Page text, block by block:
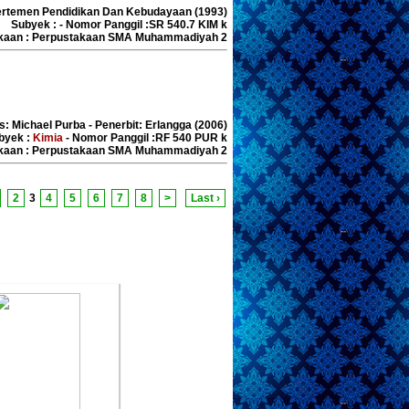
Pendidikan Dan Kebudayaan (1993)
Subyek : - Nomor Panggil :SR 540.7 KIM k
: Perpustakaan SMA Muhammadiyah 2
Michael Purba - Penerbit: Erlangga (2006)
: Kimia - Nomor Panggil :RF 540 PUR k
: Perpustakaan SMA Muhammadiyah 2
2 3 4 5 6 7 8 > Last ›
at midnight
:Skysphire
:2023
secret of hypnosis